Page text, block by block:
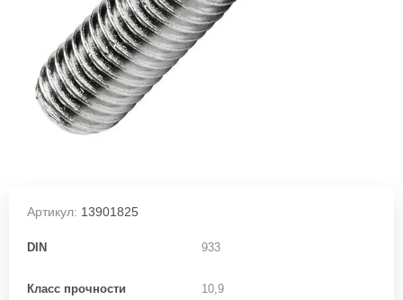
Артикул: 13901825
DIN 933
Класс прочности 10,9